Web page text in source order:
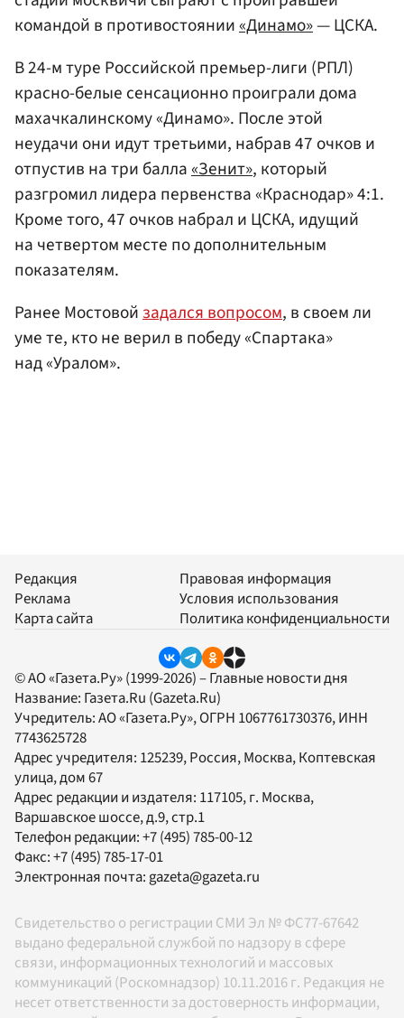
командой в противостоянии«Динамо»— ЦСКА.
В 24-м туре Российской премьер-лиги (РПЛ)
красно-белые сенсационно проиграли дома
махачкалинскому «Динамо». После этой
неудачи они идут третьими, набрав 47 очков и
отпустив на три балла«Зенит», который
разгромил лидера первенства «Краснодар» 4:1.
Кроме того, 47 очков набрал и ЦСКА, идущий
на четвертом месте по дополнительным
показателям.
Ранее Мостовойзадался вопросом, в своем ли
уме те, кто не верил в победу «Спартака»
над «Уралом».
Редакция
Реклама
Карта сайта
Правовая информация
Условия использования
Политика конфиденциальности
© АО «Газета.Ру» (1999-2026) – Главные новости дня
Название: Газета.Ru (Gazeta.Ru)
Учредитель:АО «Газета.Ру», ОГРН 1067761730376, ИНН
7743625728
Адрес учредителя: 125239, Россия, Москва, Коптевская
улица, дом 67
Адрес редакции и издателя: 117105, г. Москва,
Варшавское шоссе, д.9, стр.1
Телефон редакции:+7 (495) 785-00-12
Факс:+7 (495) 785-17-01
Электронная почта:gazeta@gazeta.ru
Свидетельство о регистрации СМИ Эл № ФС77-67642
выдано федеральной службой по надзору в сфере
связи, информационных технологий и массовых
коммуникаций (Роскомнадзор) 10.11.2016 г. Редакция не
несет ответственности за достоверность информации,